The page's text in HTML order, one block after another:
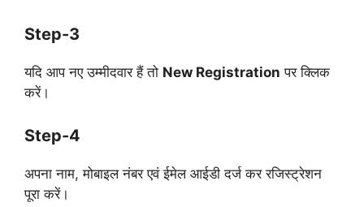
Step-3
यदि आप नए उम्मीदवार हैं तो New Registration पर क्लिक
करें।
Step-4
अपना नाम, मोबाइल नंबर एवं ईमेल आईडी दर्ज कर रजिस्ट्रेशन
पूरा करें।